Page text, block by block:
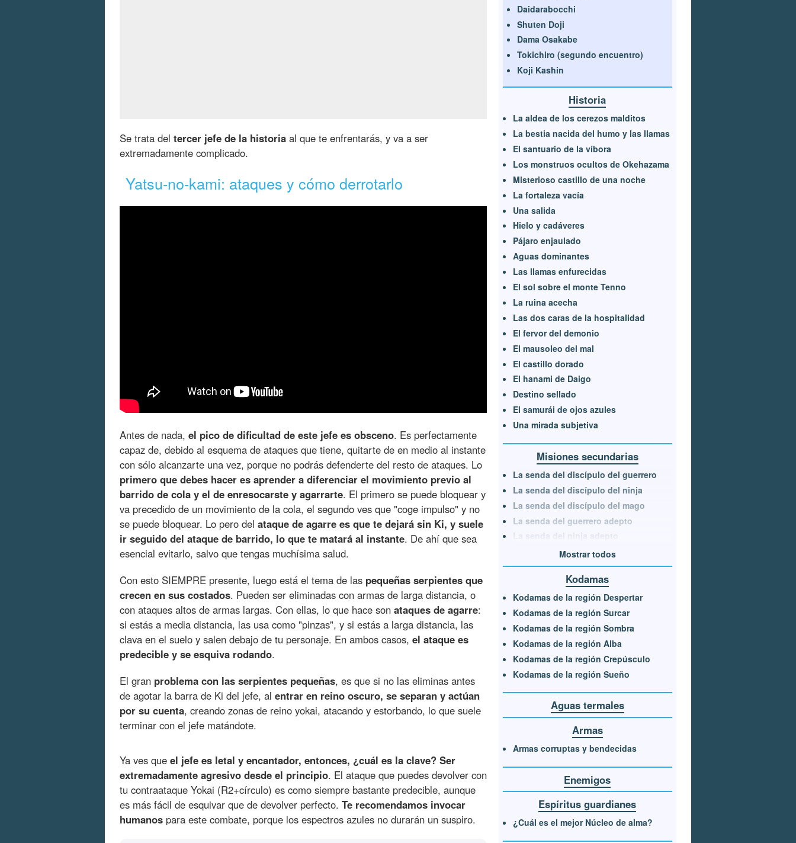
Se trata del tercer jefe de la historia al que te enfrentarás, y va a ser
extremadamente complicado.
Yatsu-no-kami: ataques y cómo derrotarlo
Antes de nada, el pico de dificultad de este jefe es obsceno. Es perfectamente
capaz de, debido al esquema de ataques que tiene, quitarte de en medio al instante
con sólo alcanzarte una vez, porque no podrás defenderte del resto de ataques. Lo
primero que debes hacer es aprender a diferenciar el movimiento previo al
barrido de cola y el de enresocarste y agarrarte. El primero se puede bloquear y
va precedido de un movimiento de la cola, el segundo ves que "coge impulso" y no
se puede bloquear. Lo pero del ataque de agarre es que te dejará sin Ki, y suele
ir seguido del ataque de barrido, lo que te matará al instante. De ahí que sea
esencial evitarlo, salvo que tengas muchísima salud.
Con esto SIEMPRE presente, luego está el tema de las pequeñas serpientes que
crecen en sus costados. Pueden ser eliminadas con armas de larga distancia, o
con ataques altos de armas largas. Con ellas, lo que hace son ataques de agarre:
si estás a media distancia, las usa como "pinzas", y si estás a larga distancia, las
clava en el suelo y salen debajo de tu personaje. En ambos casos, el ataque es
predecible y se esquiva rodando.
El gran problema con las serpientes pequeñas, es que si no las eliminas antes
de agotar la barra de Ki del jefe, al entrar en reino oscuro, se separan y actúan
por su cuenta, creando zonas de reino yokai, atacando y estorbando, lo que suele
terminar con el jefe matándote.
Ya ves que el jefe es letal y encantador, entonces, ¿cuál es la clave? Ser
extremadamente agresivo desde el principio. El ataque que puedes devolver con
tu contraataque Yokai (R2+círculo) es como siempre bastante predecible, aunque
es más fácil de esquivar que de devolver perfecto. Te recomendamos invocar
humanos para este combate, porque los espectros azules no durarán un suspiro.
Daidarabocchi
Shuten Doji
Dama Osakabe
Tokichiro (segundo encuentro)
Koji Kashin
Historia
La aldea de los cerezos malditos
La bestia nacida del humo y las llamas
El santuario de la víbora
Los monstruos ocultos de Okehazama
Misterioso castillo de una noche
La fortaleza vacía
Una salida
Hielo y cadáveres
Pájaro enjaulado
Aguas dominantes
Las llamas enfurecidas
El sol sobre el monte Tenno
La ruina acecha
Las dos caras de la hospitalidad
El fervor del demonio
El mausoleo del mal
El castillo dorado
El hanami de Daigo
Destino sellado
El samurái de ojos azules
Una mirada subjetiva
Misiones secundarias
La senda del discípulo del guerrero
La senda del discípulo del ninja
La senda del discípulo del mago
La senda del guerrero adepto
La senda del ninja adepto
Mostrar todos
Kodamas
Kodamas de la región Despertar
Kodamas de la región Surcar
Kodamas de la región Sombra
Kodamas de la región Alba
Kodamas de la región Crepúsculo
Kodamas de la región Sueño
Aguas termales
Armas
Armas corruptas y bendecidas
Enemigos
Espíritus guardianes
¿Cuál es el mejor Núcleo de alma?